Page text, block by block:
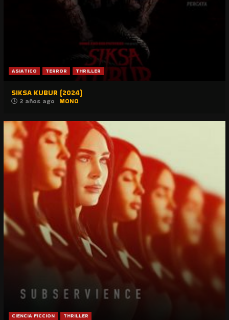
ASIATICO TERROR THRILLER
SIKSA KUBUR (2024)
2 años ago MONO
CIENCIA FICCION THRILLER